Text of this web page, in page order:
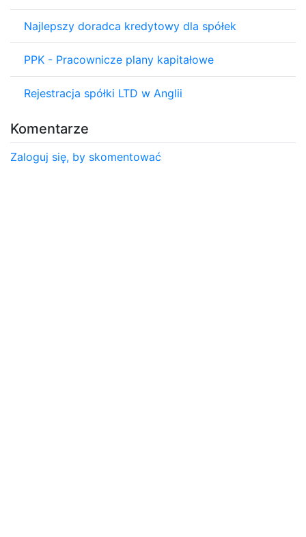
Najlepszy doradca kredytowy dla spółek
PPK - Pracownicze plany kapitałowe
Rejestracja spółki LTD w Anglii
Komentarze
Zaloguj się, by skomentować